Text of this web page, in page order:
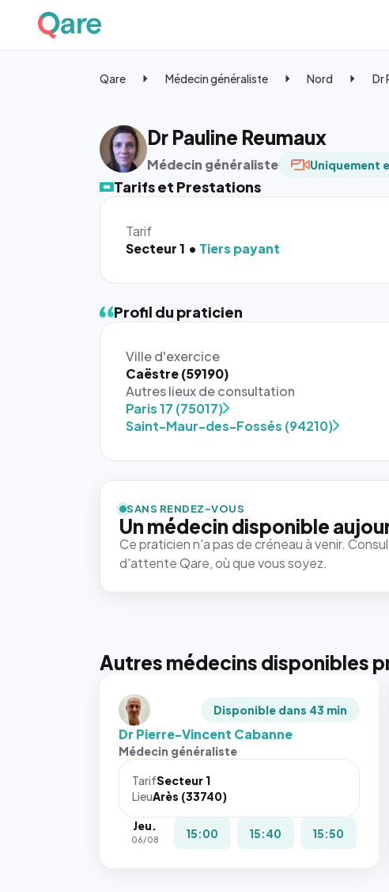
Qare Médecin généraliste Nord Dr
Dr Pauline Reumaux
Médecin généraliste Uniquement
Tarifs et Prestations
Tarif
Secteur 1
Tiers payant
Profil du praticien
Ville d'exercice
Caëstre (59190)
Autres lieux de consultation
Paris 17 (75017)
Saint-Maur-des-Fossés (94210)
SANS RENDEZ-VOUS
Un médecin disponible
Ce praticien n'a pas de créneau à venir.
d'attente Qare, où que vous soyez.
Autres médecins disponibles
Disponible dans 43 min
Dr Pierre-Vincent Cabanne
Médecin généraliste
TarifSecteur 1
LieuArès (33740)
Jeu.
06/08 15:00 15:40 15:50